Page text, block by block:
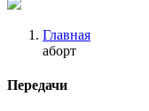
Главная
аборт
Передачи